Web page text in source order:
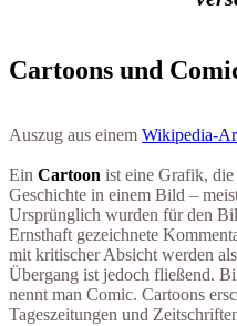
Cartoons und
Auszug aus einem Wikipedia-
Ein Cartoon ist eine Grafik, die
Geschichte in einem Bild –
Ursprünglich wurden für den
Ernsthaft gezeichnete
mit kritischer Absicht werden
Übergang ist jedoch fließend.
nennt man Comic. Cartoons
Tageszeitungen und